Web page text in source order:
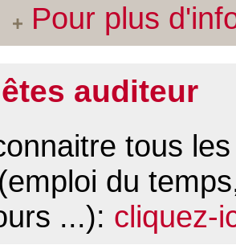
Pour plus
auditeur
tous
du
...): cliquez-